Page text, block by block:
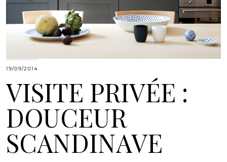
19/09/2014
VISITE PRIVÉE :
DOUCEUR
SCANDINAVE